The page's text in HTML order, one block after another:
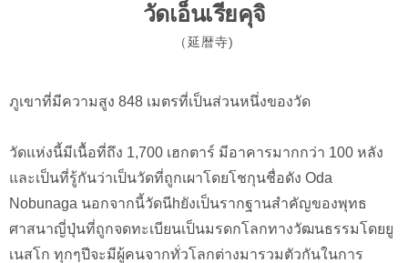
วัดเอ็นเรียคุจิ
（延暦寺)
ภูเขาที่มีความสูง 848 เมตรที่เป็นส่วนหนึ่งของวัด
วัดแห่งนี้มีเนื้อที่ถึง 1,700 เฮกตาร์ มีอาคารมากกว่า 100 หลัง
และเป็นที่รู้กันว่าเป็นวัดที่ถูกเผาโดยโชกุนชื่อดัง Oda
Nobunaga นอกจากนี้วัดนีhยังเป็นรากฐานสำคัญของพุทธ
ศาสนาญี่ปุ่นที่ถูกจดทะเบียนเป็นมรดกโลกทางวัฒนธรรมโดยยู
เนสโก ทุกๆปีจะมีผู้คนจากทั่วโลกต่างมารวมตัวกันในการ